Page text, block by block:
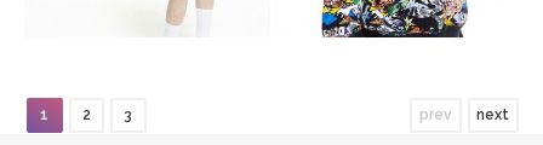
1 2 3 prev next